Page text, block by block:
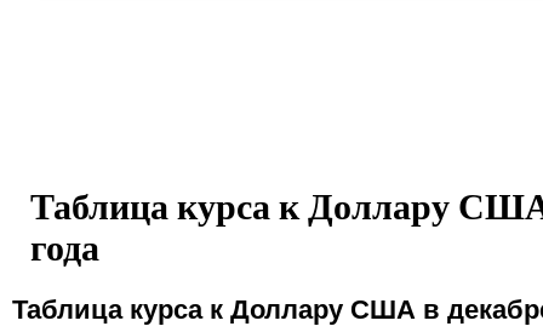
Таблица курса к Доллару
года
Таблица курса к Доллару США в